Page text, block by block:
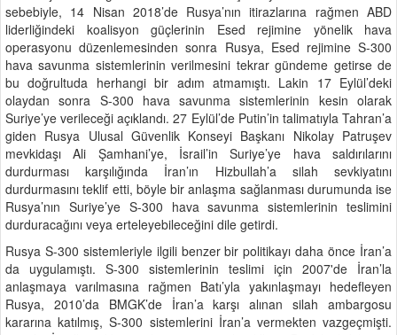
sebebiyle, 14 Nisan 2018’de Rusya’nın itirazlarına rağmen ABD
liderliğindeki koalisyon güçlerinin Esed rejimine yönelik hava
operasyonu düzenlemesinden sonra Rusya, Esed rejimine S-300
hava savunma sistemlerinin verilmesini tekrar gündeme getirse de
bu doğrultuda herhangi bir adım atmamıştı. Lakin 17 Eylül’deki
olaydan sonra S-300 hava savunma sistemlerinin kesin olarak
Suriye’ye verileceği açıklandı. 27 Eylül’de Putin’in talimatıyla Tahran’a
giden Rusya Ulusal Güvenlik Konseyi Başkanı Nikolay Patruşev
mevkidaşı Ali Şamhani’ye, İsrail’in Suriye’ye hava saldırılarını
durdurması karşılığında İran’ın Hizbullah’a silah sevkiyatını
durdurmasını teklif etti, böyle bir anlaşma sağlanması durumunda ise
Rusya’nın Suriye’ye S-300 hava savunma sistemlerinin teslimini
durduracağını veya erteleyebileceğini dile getirdi.
Rusya S-300 sistemleriyle ilgili benzer bir politikayı daha önce İran’a
da uygulamıştı. S-300 sistemlerinin teslimi için 2007'de İran’la
anlaşmaya varılmasına rağmen Batı’yla yakınlaşmayı hedefleyen
Rusya, 2010’da BMGK’de İran’a karşı alınan silah ambargosu
kararına katılmış, S-300 sistemlerini İran’a vermekten vazgeçmişti.